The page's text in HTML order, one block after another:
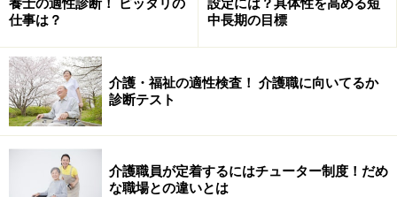
養士の適性診断！ ピッタリの
仕事は？
設定には？具体性を高める短
中長期の目標
介護・福祉の適性検査！ 介護職に向いてるか
診断テスト
介護職員が定着するにはチューター制度！だめ
な職場との違いとは